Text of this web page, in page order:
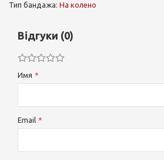
Тип бандажа: На колено
Відгуки (0)
Имя
Email